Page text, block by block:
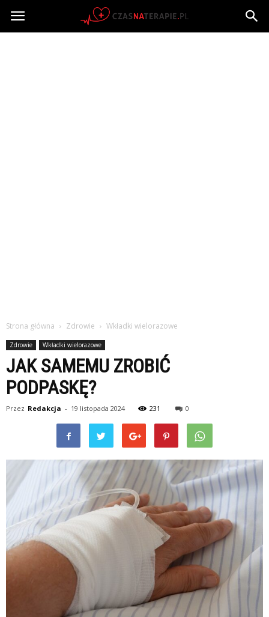
Czasnaterapie.pl
Strona główna Zdrowie Wkładki wielorazowe
Zdrowie Wkładki wielorazowe
JAK SAMEMU ZROBIĆ
PODPASKĘ?
Przez Redakcja - 19 listopada 2024 231 0